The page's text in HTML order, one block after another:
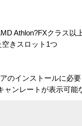
Athlon?FXクラス
空きスロット1つ
のインストールに必要
ャンレートが表示可能